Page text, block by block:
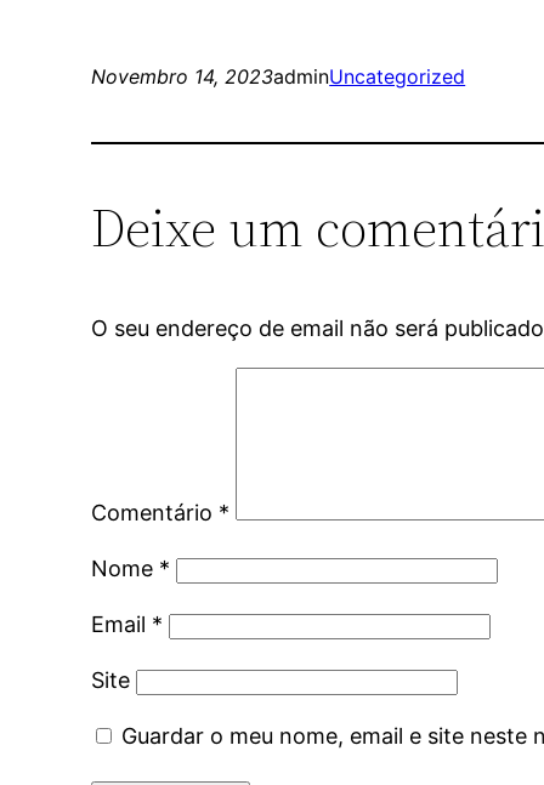
Novembro 14, 2023adminUncategorized
Deixe um
O seu endereço de email não será
Comentário *
Nome *
Email *
Site
Guardar o meu nome, email e site